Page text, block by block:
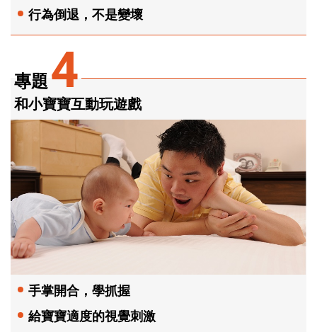
專題4
和小寶寶互動玩遊戲
手掌開合，學抓握
給寶寶適度的視覺刺激
行為倒退，不是變壞